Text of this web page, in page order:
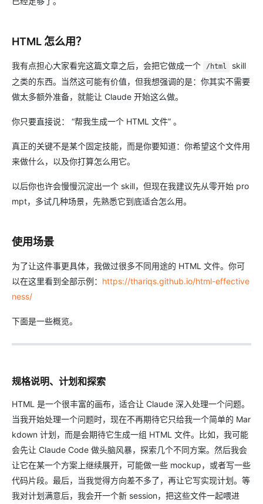
HTML 怎么用？
我有点担心大家看完这篇文章之后，会把它做成一个 /html
skill
之类的东西。当然这可能有价值，但我想强调的是：你其实不需要
做太多额外准备，就能让 Claude 开始这么做。
你只要直接说： “帮我生成一个 HTML 文件” 。
真正的关键不是某个固定技能，而是你要知道：你希望这个文件用
来做什么，以及你打算怎么用它。
以后你也许会慢慢沉淀出一个 skill，但现在我建议先从零开始 pro
mpt，多试几种场景，先熟悉它到底适合怎么用。
使用场景
为了让这件事更具体，我做过很多不同用途的 HTML 文件。你可
以在这里看到全部示例： https://thariqs.github.io/html-effective
ness/
下面是一些概览。
规格说明、计划和探索
HTML 是一个很丰富的画布，适合让 Claude 深入处理一个问题。
当我开始处理一个问题时，现在不再期待它只给我一个简单的 Mar
kdown 计划，而是会期待它生成一组 HTML 文件。比如，我可能
会先让 Claude Code 做头脑风暴，探索几个不同方案。然后我会
让它在某一个方案上继续展开，可能做一些 mockup，或者写一些
代码片段。最后，当我觉得方向差不多了，再让它写实现计划。等
我对计划满意后，我会开一个新 session，把这些文件一起喂进